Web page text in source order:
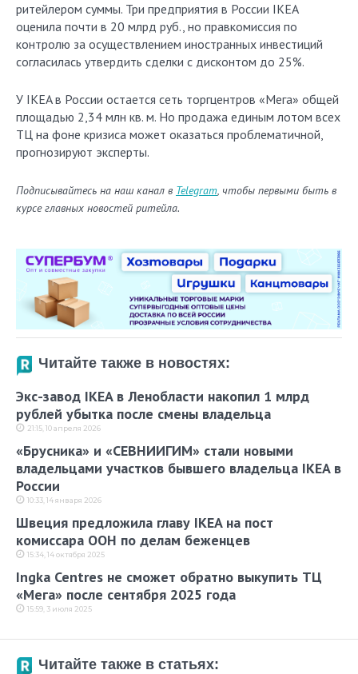
ритейлером суммы. Три предприятия в России IKEA
оценила почти в 20 млрд руб., но правкомиссия по
контролю за осуществлением иностранных инвестиций
согласилась утвердить сделки с дисконтом до 25%.
У IKEA в России остается сеть торгцентров «Мега» общей
площадью 2,34 млн кв. м. Но продажа единым лотом всех
ТЦ на фоне кризиса может оказаться проблематичной,
прогнозируют эксперты.
Подписывайтесь на наш канал в Telegram, чтобы первыми быть в
курсе главных новостей ритейла.
Читайте также в новостях:
Экс-завод IKEA в Ленобласти накопил 1 млрд
рублей убытка после смены владельца
21:15, 10 апреля 2026
«Брусника» и «СЕВНИИГИМ» стали новыми
владельцами участков бывшего владельца IKEA в
России
10:33, 14 января 2026
Швеция предложила главу IKEA на пост
комиссара ООН по делам беженцев
15:34, 14 октября 2025
Ingka Centres не сможет обратно выкупить ТЦ
«Мега» после сентября 2025 года
15:59, 3 июля 2025
Читайте также в статьях: